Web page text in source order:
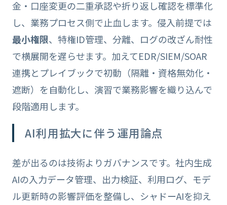
金・口座変更の二重承認や折り返し確認を標準化
し、業務プロセス側で止血します。侵入前提では
最小権限、特権ID管理、分離、ログの改ざん耐性
で横展開を遅らせます。加えてEDR/SIEM/SOAR
連携とプレイブックで初動（隔離・資格無効化・
遮断）を自動化し、演習で業務影響を織り込んで
段階適用します。
AI利用拡大に伴う運用論点
差が出るのは技術よりガバナンスです。社内生成
AIの入力データ管理、出力検証、利用ログ、モデ
ル更新時の影響評価を整備し、シャドーAIを抑え